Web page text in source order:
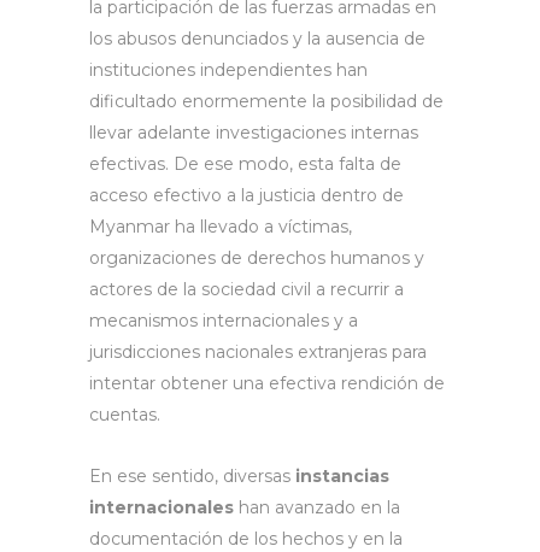
la participación de las fuerzas armadas en
los abusos denunciados y la ausencia de
instituciones independientes han
dificultado enormemente la posibilidad de
llevar adelante investigaciones internas
efectivas. De ese modo, esta falta de
acceso efectivo a la justicia dentro de
Myanmar ha llevado a víctimas,
organizaciones de derechos humanos y
actores de la sociedad civil a recurrir a
mecanismos internacionales y a
jurisdicciones nacionales extranjeras para
intentar obtener una efectiva rendición de
cuentas.
En ese sentido, diversas instancias
internacionales han avanzado en la
documentación de los hechos y en la